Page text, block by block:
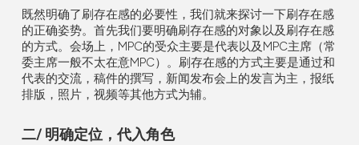
既然明确了刷存在感的必要性，我们就来探讨一下刷存在感
的正确姿势。首先我们要明确刷存在感的对象以及刷存在感
的方式。会场上， MPC的受众主要是代表以及 MPC主席（常
委主席一般不太在意MPC）。刷存在感的方式主要是通过和
代表的交流，稿件的撰写，新闻发布会上的发言为主，报纸
排版，照片，视频等其他方式为辅。
二/ 明确定位，代入角色